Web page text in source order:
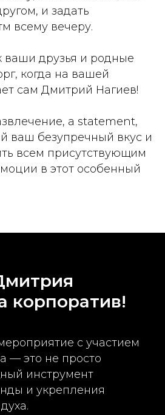
и задать
всему вечеру.
ваши друзья и родные
когда на вашей
сам Дмитрий Нагиев!
а statement,
ваш безупречный вкус и
всем присутствующим
в этот особенный
корпоратив!
с участием
— это не просто
инструмент
и укрепления